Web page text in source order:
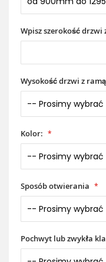
Wpisz szerokość drzwi
Wysokość drzwi z
Kolor:
Sposób otwierania
Pochwyt lub zwykła